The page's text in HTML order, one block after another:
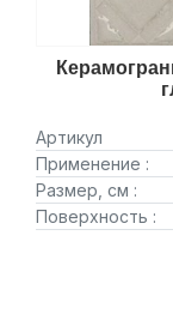
Артикул
Применение :
Размер, см :
Поверхность :